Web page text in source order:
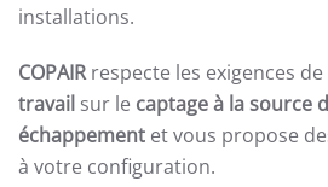
installations.
COPAIRrespecte les exigences de
travail sur le captage à la source
échappement et vous propose
à votre configuration.